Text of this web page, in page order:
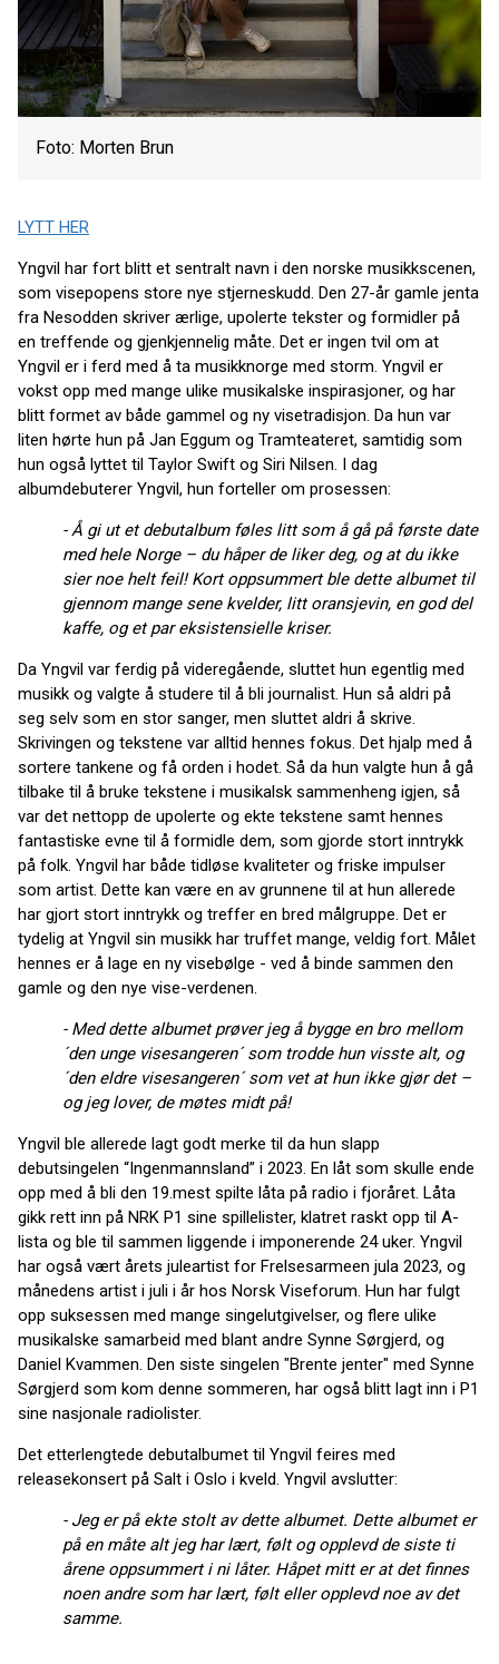
Foto: Morten Brun
LYTT HER
Yngvil har fort blitt et sentralt navn i den norske musikkscenen,
som visepopens store nye stjerneskudd. Den 27-år gamle jenta
fra Nesodden skriver ærlige, upolerte tekster og formidler på
en treffende og gjenkjennelig måte. Det er ingen tvil om at
Yngvil er i ferd med å ta musikknorge med storm. Yngvil er
vokst opp med mange ulike musikalske inspirasjoner, og har
blitt formet av både gammel og ny visetradisjon. Da hun var
liten hørte hun på Jan Eggum og Tramteateret, samtidig som
hun også lyttet til Taylor Swift og Siri Nilsen. I dag
albumdebuterer Yngvil, hun forteller om prosessen:
- Å gi ut et debutalbum føles litt som å gå på første date
med hele Norge – du håper de liker deg, og at du ikke
sier noe helt feil! Kort oppsummert ble dette albumet til
gjennom mange sene kvelder, litt oransjevin, en god del
kaffe, og et par eksistensielle kriser.
Da Yngvil var ferdig på videregående, sluttet hun egentlig med
musikk og valgte å studere til å bli journalist. Hun så aldri på
seg selv som en stor sanger, men sluttet aldri å skrive.
Skrivingen og tekstene var alltid hennes fokus. Det hjalp med å
sortere tankene og få orden i hodet. Så da hun valgte hun å gå
tilbake til å bruke tekstene i musikalsk sammenheng igjen, så
var det nettopp de upolerte og ekte tekstene samt hennes
fantastiske evne til å formidle dem, som gjorde stort inntrykk
på folk. Yngvil har både tidløse kvaliteter og friske impulser
som artist. Dette kan være en av grunnene til at hun allerede
har gjort stort inntrykk og treffer en bred målgruppe. Det er
tydelig at Yngvil sin musikk har truffet mange, veldig fort. Målet
hennes er å lage en ny visebølge - ved å binde sammen den
gamle og den nye vise-verdenen.
- Med dette albumet prøver jeg å bygge en bro mellom
´den unge visesangeren´ som trodde hun visste alt, og
´den eldre visesangeren´ som vet at hun ikke gjør det –
og jeg lover, de møtes midt på!
Yngvil ble allerede lagt godt merke til da hun slapp
debutsingelen “Ingenmannsland” i 2023. En låt som skulle ende
opp med å bli den 19.mest spilte låta på radio i fjoråret. Låta
gikk rett inn på NRK P1 sine spillelister, klatret raskt opp til A-
lista og ble til sammen liggende i imponerende 24 uker. Yngvil
har også vært årets juleartist for Frelsesarmeen jula 2023, og
månedens artist i juli i år hos Norsk Viseforum. Hun har fulgt
opp suksessen med mange singelutgivelser, og flere ulike
musikalske samarbeid med blant andre Synne Sørgjerd, og
Daniel Kvammen. Den siste singelen "Brente jenter" med Synne
Sørgjerd som kom denne sommeren, har også blitt lagt inn i P1
sine nasjonale radiolister.
Det etterlengtede debutalbumet til Yngvil feires med
releasekonsert på Salt i Oslo i kveld. Yngvil avslutter:
- Jeg er på ekte stolt av dette albumet. Dette albumet er
på en måte alt jeg har lært, følt og opplevd de siste ti
årene oppsummert i ni låter. Håpet mitt er at det finnes
noen andre som har lært, følt eller opplevd noe av det
samme.